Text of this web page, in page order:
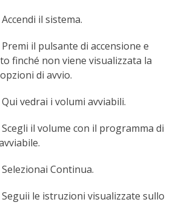
Accendi il sistema.
Premi il pulsante di accensione e
finché non viene visualizzata la
di avvio.
Qui vedrai i volumi avviabili.
Scegli il volume con il programma di
Selezionai Continua.
Seguii le istruzioni visualizzate sullo